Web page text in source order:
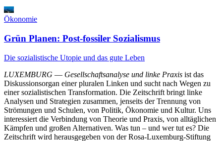
Ökonomie
Grün Planen: Post-fossiler Sozialismus
Die sozialistische Utopie und das gute Leben
LUXEMBURG — Gesellschaftsanalyse und linke Praxis ist das
Diskussionsorgan einer pluralen Linken und sucht nach Wegen zu
einer sozialistischen Transformation. Die Zeitschrift bringt linke
Analysen und Strategien zusammen, jenseits der Trennung von
Strömungen und Schulen, von Politik, Ökonomie und Kultur. Uns
interessiert die Verbindung von Theorie und Praxis, von alltäglichen
Kämpfen und großen Alternativen. Was tun – und wer tut es? Die
Zeitschrift wird herausgegeben von der Rosa-Luxemburg-Stiftung